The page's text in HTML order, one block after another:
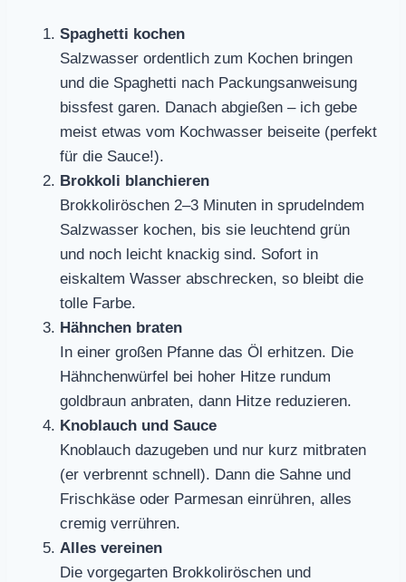
Spaghetti kochen
Salzwasser ordentlich zum Kochen bringen
und die Spaghetti nach Packungsanweisung
bissfest garen. Danach abgießen – ich gebe
meist etwas vom Kochwasser beiseite (perfekt
für die Sauce!).
Brokkoli blanchieren
Brokkoliröschen 2–3 Minuten in sprudelndem
Salzwasser kochen, bis sie leuchtend grün
und noch leicht knackig sind. Sofort in
eiskaltem Wasser abschrecken, so bleibt die
tolle Farbe.
Hähnchen braten
In einer großen Pfanne das Öl erhitzen. Die
Hähnchenwürfel bei hoher Hitze rundum
goldbraun anbraten, dann Hitze reduzieren.
Knoblauch und Sauce
Knoblauch dazugeben und nur kurz mitbraten
(er verbrennt schnell). Dann die Sahne und
Frischkäse oder Parmesan einrühren, alles
cremig verrühren.
Alles vereinen
Die vorgegarten Brokkoliröschen und